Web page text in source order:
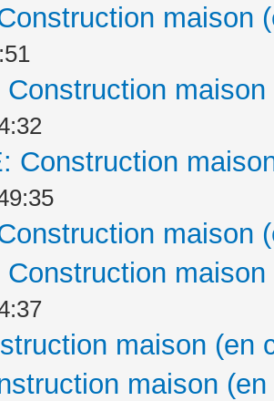
maison
Construction
Construction
maison
Construction
maison (en
maison